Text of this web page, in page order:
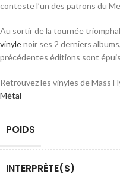
conteste l’un des patrons du
Au sortir de la tournée
vinylenoir ses 2 derniers
précédentes éditions sont
Retrouvez les vinyles de Mass
Métal
POIDS
INTERPRÈTE(S)